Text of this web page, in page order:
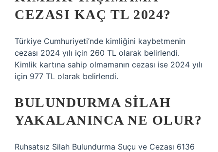
CEZASI KAÇ TL 2024?
Türkiye Cumhuriyeti’nde kimliğini kaybetmenin
cezası 2024 yılı için 260 TL olarak belirlendi.
Kimlik kartına sahip olmamanın cezası ise 2024 yılı
için 977 TL olarak belirlendi.
BULUNDURMA SILAH
YAKALANINCA NE OLUR?
Ruhsatsız Silah Bulundurma Suçu ve Cezası 6136